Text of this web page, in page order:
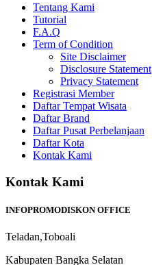
Tentang Kami
Tutorial
F.A.Q
Term of Condition
Site Disclaimer
Disclosure Statement
Privacy Statement
Registrasi Member
Daftar Tempat Wisata
Daftar Brand
Daftar Pusat Perbelanjaan
Daftar Kota
Kontak Kami
Kontak Kami
INFOPROMODISKON OFFICE
Teladan,Toboali
Kabupaten Bangka Selatan